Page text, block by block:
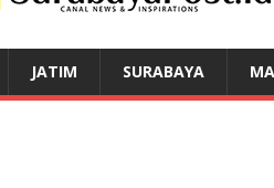
JATIM SURABAYA